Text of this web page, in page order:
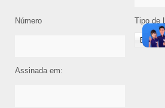
Número Tipo de
Assinada em: